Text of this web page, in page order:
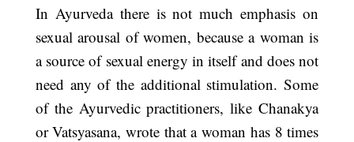
In Ayurveda there is not much emphasis on
sexual arousal of women, because a woman is
a source of sexual energy in itself and does not
need any of the additional stimulation. Some
of the Ayurvedic practitioners, like Chanakya
or Vatsyasana, wrote that a woman has 8 times